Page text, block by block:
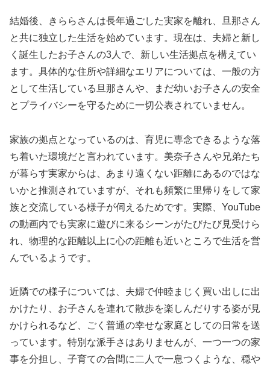
結婚後、きららさんは長年過ごした実家を離れ、旦那さん
と共に独立した生活を始めています。現在は、夫婦と新し
く誕生したお子さんの3人で、新しい生活拠点を構えてい
ます。具体的な住所や詳細なエリアについては、一般の方
として生活している旦那さんや、まだ幼いお子さんの安全
とプライバシーを守るために一切公表されていません。
家族の拠点となっているのは、育児に専念できるような落
ち着いた環境だと言われています。美奈子さんや兄弟たち
が暮らす実家からは、あまり遠くない距離にあるのではな
いかと推測されていますが、それも頻繁に里帰りをして家
族と交流している様子が伺えるためです。実際、YouTube
の動画内でも実家に遊びに来るシーンがたびたび見受けら
れ、物理的な距離以上に心の距離も近いところで生活を営
んでいるようです。
近隣での様子については、夫婦で仲睦まじく買い出しに出
かけたり、お子さんを連れて散歩を楽しんだりする姿が見
かけられるなど、ごく普通の幸せな家庭としての日常を送
っています。特別な派手さはありませんが、一つ一つの家
事を分担し、子育ての合間に二人で一息つくような、穏や